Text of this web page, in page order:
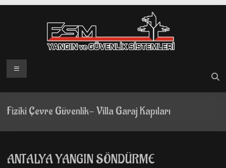
Menü
Fiziki Çevre Güvenlik- Villa Garaj Kapıları
ANTALYA YANGIN SÖNDÜRME